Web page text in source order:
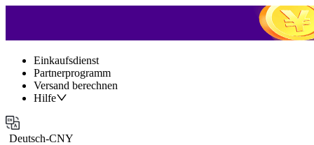
Einkaufsdienst
Partnerprogramm
Versand berechnen
Hilfe
Deutsch-CNY